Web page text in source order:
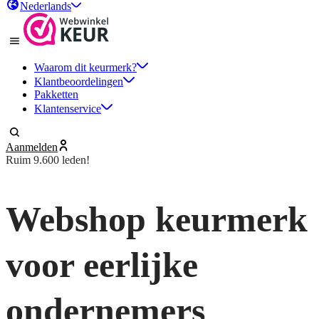
Nederlands
Waarom dit keurmerk?
Klantbeoordelingen
Pakketten
Klantenservice
Aanmelden
Ruim 9.600 leden!
Webshop keurmerk
voor eerlijke
ondernemers